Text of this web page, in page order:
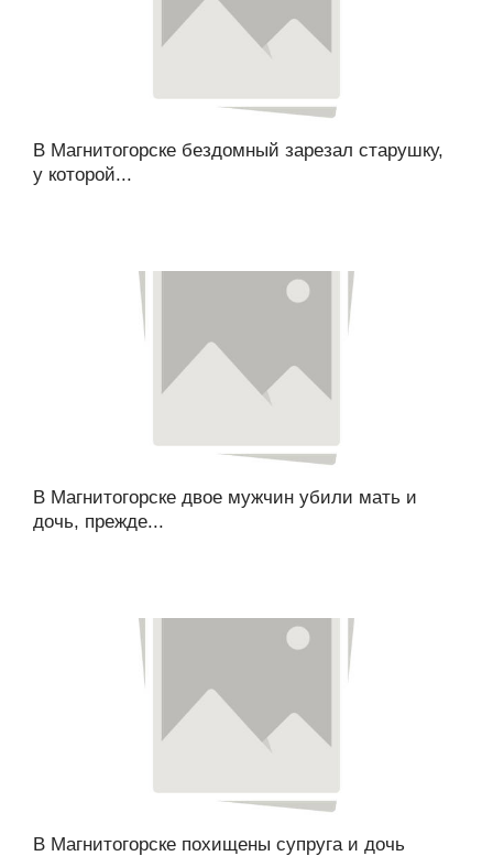
В Магнитогорске бездомный зарезал старушку,
у которой...
В Магнитогорске двое мужчин убили мать и
дочь, прежде...
В Магнитогорске похищены супруга и дочь